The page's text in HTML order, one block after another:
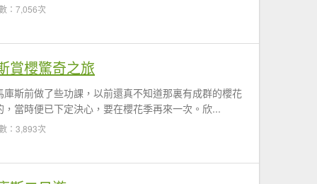
：7,056次
賞櫻驚奇之旅
斯前做了些功課，以前還真不知道那裏有成群的櫻花
當時便已下定決心，要在櫻花季再來一次。欣...
：3,893次